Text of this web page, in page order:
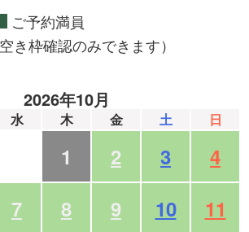
ご予約満員
き枠確認のみできます）
2026年10月
水 木 金 土 日
1 2 3
4
7 8 9 10
11